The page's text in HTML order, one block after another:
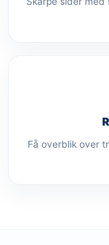
Få overblik over